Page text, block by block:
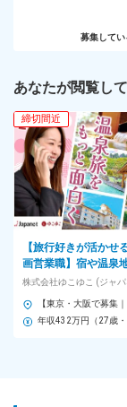
といった
西IT百撰
募集してい
あなたが閲覧し
締切間近
【旅行好きが活かせ
画営業職】宿や温泉
魅力を発掘し、多くの
届ける企画営業をお